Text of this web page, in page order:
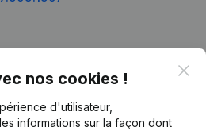
nos cookies !
d'utilisateur,
informations sur la façon dont
Informations d’entreprise
Monitoring